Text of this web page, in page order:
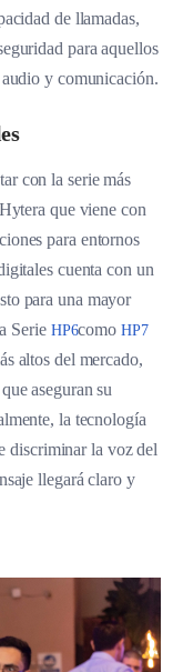
de llamadas,
para aquellos
y comunicación.
con la serie más
que viene con
para entornos
cuenta con un
para una mayor
Serie HP6como HP7
altos del mercado,
aseguran su
la tecnología
discriminar la voz del
llegará claro y